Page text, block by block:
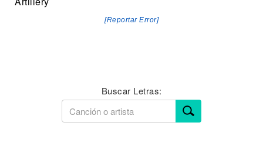
[Reportar Error]
Buscar Letras: